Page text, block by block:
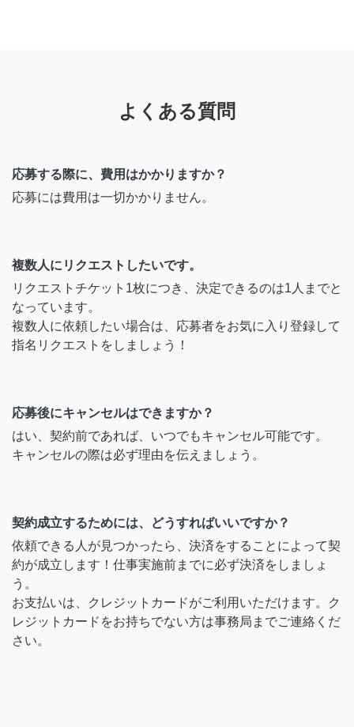
よくある質問
応募する際に、費用はかかりますか？
応募には費用は一切かかりません。
複数人にリクエストしたいです。
リクエストチケット1枚につき、決定できるのは1人までと
なっています。
複数人に依頼したい場合は、応募者をお気に入り登録して
指名リクエストをしましょう！
応募後にキャンセルはできますか？
はい、契約前であれば、いつでもキャンセル可能です。
キャンセルの際は必ず理由を伝えましょう。
契約成立するためには、どうすればいいですか？
依頼できる人が見つかったら、決済をすることによって契
約が成立します！仕事実施前までに必ず決済をしましょ
う。
お支払いは、クレジットカードがご利用いただけます。ク
レジットカードをお持ちでない方は事務局までご連絡くだ
さい。